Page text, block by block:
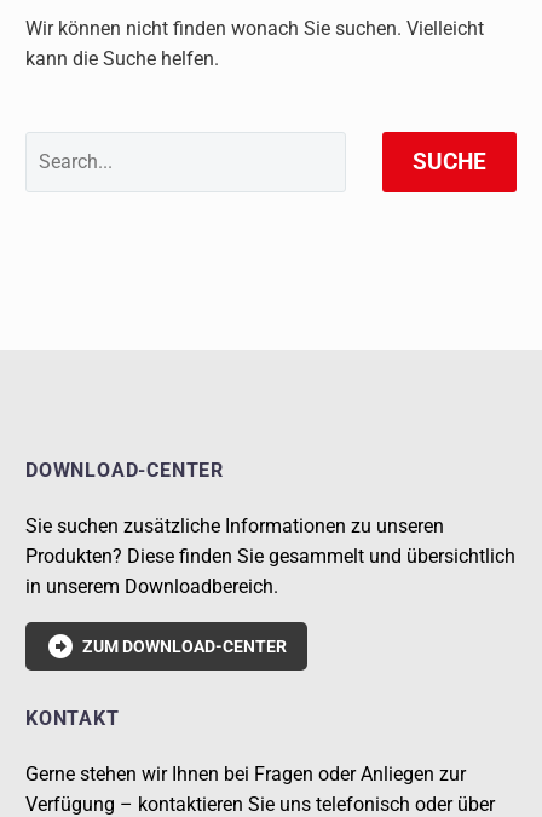
Wir können nicht finden wonach Sie suchen. Vielleicht
kann die Suche helfen.
SUCHE
DOWNLOAD-CENTER
Sie suchen zusätzliche Informationen zu unseren
Produkten? Diese finden Sie gesammelt und übersichtlich
in unserem Downloadbereich.
 ZUM DOWNLOAD-CENTER
KONTAKT
Gerne stehen wir Ihnen bei Fragen oder Anliegen zur
Verfügung – kontaktieren Sie uns telefonisch oder über